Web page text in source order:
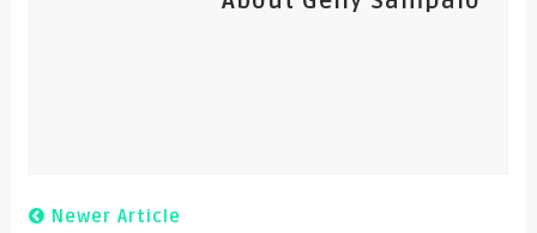
Newer Article